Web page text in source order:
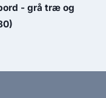
- grå træ og